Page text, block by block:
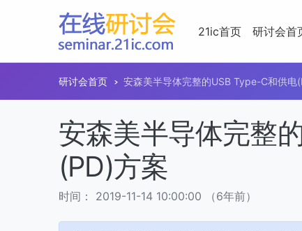
21ic首页 研讨会首
研讨会首页 安森美半导体完整的USB Type-C和供电
安森美半导体完整
(PD)方案
时间： 2019-11-14 10:00:00 （6年前）